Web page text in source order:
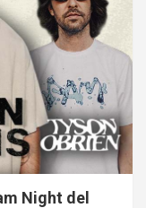
Night del